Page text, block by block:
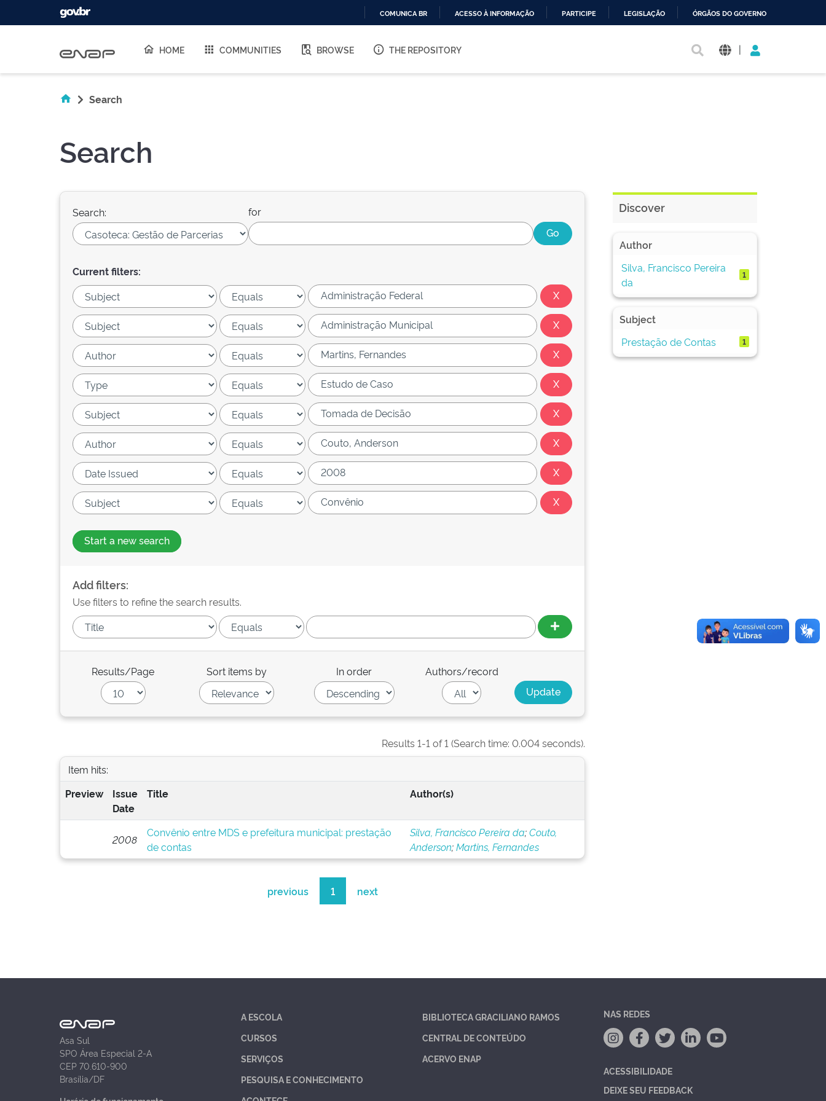
O
COMUNICA BR ACESSO À INFORMAÇÃO PARTICIPE LEGISLAÇÃO ÓRGÃOS DO GOVERNO
HOME COMMUNITIES BROWSE THE REPOSITORY |
Search
Search
Search: for
Current filters:
Start a new search
Add filters:
Use filters to refine the search results.
Results/Page Sort items by In order Authors/record
Results 1-1 of 1 (Search time: 0.004 seconds).
Item hits:
Preview
Issue
Date
Title Author(s)
2008
Convênio entre MDS e prefeitura municipal: prestação
de contas
Silva, Francisco Pereira da;Couto,
Anderson;Martins, Fernandes
previous 1 next
Discover
Author
Silva, Francisco Pereira
da
1
Subject
Prestação de Contas
1
Asa Sul
SPO Área Especial 2-A
CEP 70.610-900
Brasília/DF
A ESCOLA
CURSOS
SERVIÇOS
PESQUISA E CONHECIMENTO
BIBLIOTECA GRACILIANO RAMOS
CENTRAL DE CONTEÚDO
ACERVO ENAP
NAS REDES
ACESSIBILIDADE
DEIXE SEU FEEDBACK